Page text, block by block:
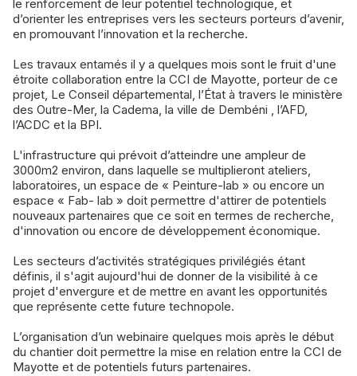
le renforcement de leur potentiel technologique, et
d’orienter les entreprises vers les secteurs porteurs d’avenir,
en promouvant l’innovation et la recherche.
Les travaux entamés il y a quelques mois sont le fruit d'une
étroite collaboration entre la CCI de Mayotte, porteur de ce
projet, Le Conseil départemental, l’État à travers le ministère
des Outre-Mer, la Cadema, la ville de Dembéni , l’AFD,
l’ACDC et la BPI.
L'infrastructure qui prévoit d’atteindre une ampleur de
3000m2 environ, dans laquelle se multiplieront ateliers,
laboratoires, un espace de « Peinture-lab » ou encore un
espace « Fab- lab » doit permettre d'attirer de potentiels
nouveaux partenaires que ce soit en termes de recherche,
d'innovation ou encore de développement économique.
Les secteurs d’activités stratégiques privilégiés étant
définis, il s'agit aujourd'hui de donner de la visibilité à ce
projet d'envergure et de mettre en avant les opportunités
que représente cette future technopole.
L’organisation d’un webinaire quelques mois après le début
du chantier doit permettre la mise en relation entre la CCI de
Mayotte et de potentiels futurs partenaires.